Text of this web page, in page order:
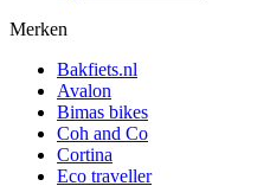
Merken
Bakfiets.nl
Avalon
Bimas bikes
Coh and Co
Cortina
Eco traveller